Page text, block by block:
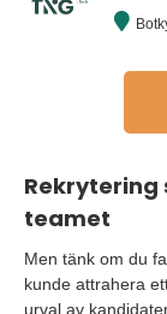
teamet
Men tänk om du
kunde attrahera
urval av